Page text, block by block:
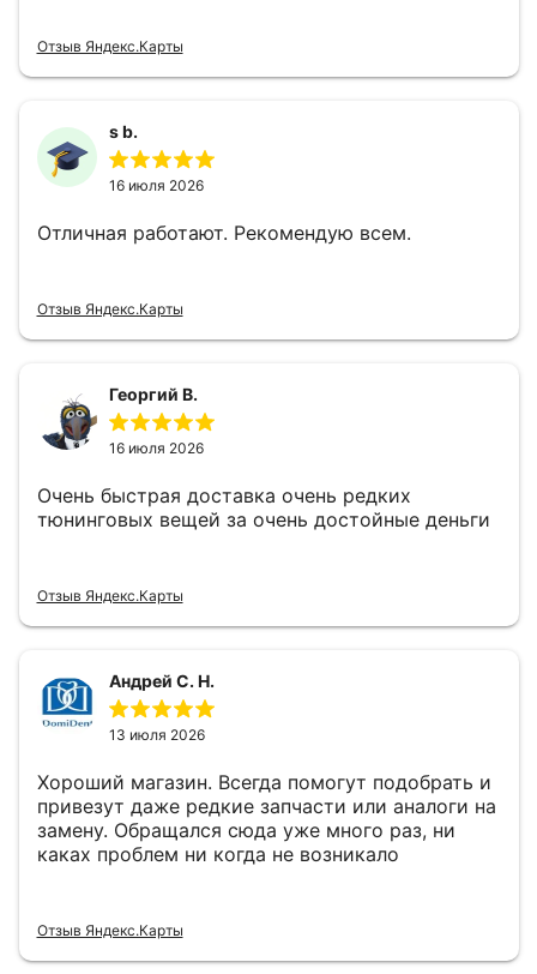
Отзыв Яндекс.Карты
s b.
16 июля 2026
Отличная работают. Рекомендую всем.
Отзыв Яндекс.Карты
Георгий В.
16 июля 2026
Очень быстрая доставка очень редких
тюнинговых вещей за очень достойные деньги
Отзыв Яндекс.Карты
Андрей С. Н.
13 июля 2026
Хороший магазин. Всегда помогут подобрать и
привезут даже редкие запчасти или аналоги на
замену. Обращался сюда уже много раз, ни
каках проблем ни когда не возникало
Отзыв Яндекс.Карты